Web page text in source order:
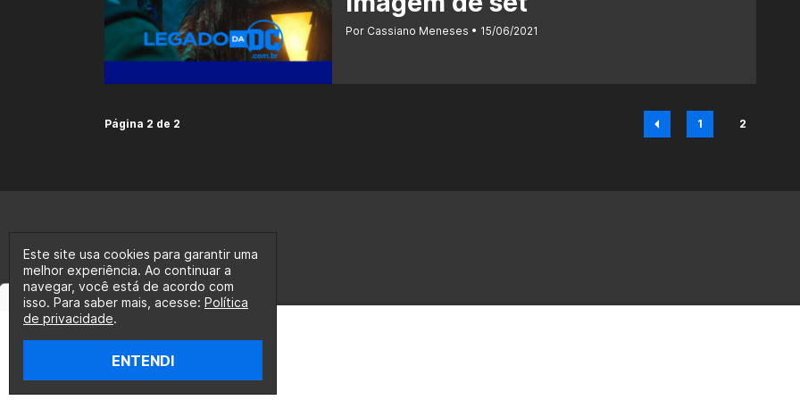
Por Cassiano Meneses 15/06/2021
Página 2 de 2
Página
1
2
Este site usa cookies para garantir uma
melhor experiência. Ao continuar a
navegar, você está de acordo com
isso. Para saber mais, acesse: Política
de privacidade.
ENTENDI